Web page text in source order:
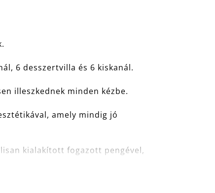
6 desszertvilla és 6 kiskanál.
illeszkednek minden kézbe.
amely mindig jó
kialakított fogazott pengével,